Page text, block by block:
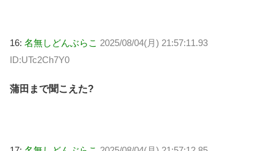
16: 名無しどんぶらこ 2025/08/04(月) 21:57:11.93
ID:UTc2Ch7Y0
蒲田まで聞こえた?